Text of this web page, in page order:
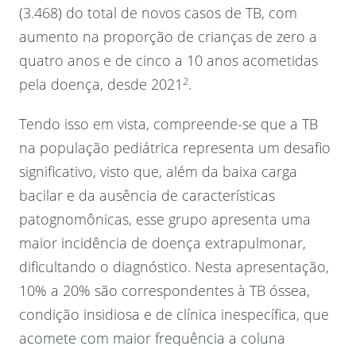
(3.468) do total de novos casos de TB, com
aumento na proporção de crianças de zero a
quatro anos e de cinco a 10 anos acometidas
pela doença, desde 2021 2.
Tendo isso em vista, compreende-se que a TB
na população pediátrica representa um desafio
significativo, visto que, além da baixa carga
bacilar e da ausência de características
patognomônicas, esse grupo apresenta uma
maior incidência de doença extrapulmonar,
dificultando o diagnóstico. Nesta apresentação,
10% a 20% são correspondentes à TB óssea,
condição insidiosa e de clínica inespecífica, que
acomete com maior frequência a coluna